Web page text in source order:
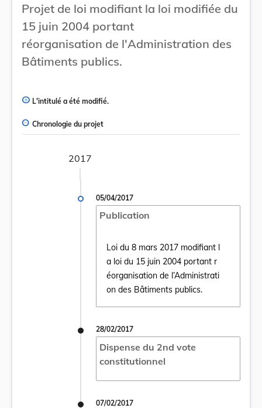
Projet de loi modifiant la loi modifiée du
15 juin 2004 portant
réorganisation de l'Administration des
Bâtiments publics.
L'intitulé a été modifié.
Chronologie du projet
2017
05/04/2017
Publication
Loi du 8 mars 2017 modifiant l
a loi du 15 juin 2004 portant r
éorganisation de l’Administrati
on des Bâtiments publics.
Ouvrir le document Loi du 8 mars 2017
28/02/2017
Dispense du 2nd vote
constitutionnel
07/02/2017